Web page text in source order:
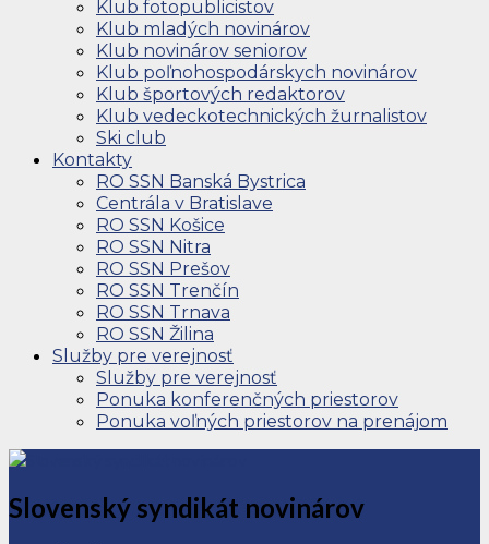
Klub fotopublicistov
Klub mladých novinárov
Klub novinárov seniorov
Klub poľnohospodárskych novinárov
Klub športových redaktorov
Klub vedeckotechnických žurnalistov
Ski club
Kontakty
RO SSN Banská Bystrica
Centrála v Bratislave
RO SSN Košice
RO SSN Nitra
RO SSN Prešov
RO SSN Trenčín
RO SSN Trnava
RO SSN Žilina
Služby pre verejnosť
Služby pre verejnosť
Ponuka konferenčných priestorov
Ponuka voľných priestorov na prenájom
Slovenský syndikát novinárov